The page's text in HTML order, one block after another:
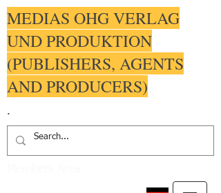
MEDIAS OHG VERLAG
UND PRODUKTION
(PUBLISHERS, AGENTS
AND PRODUCERS)
.